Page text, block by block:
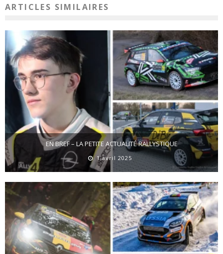
ARTICLES SIMILAIRES
EN BREF – LA PETITE ACTUALITÉ RALLYSTIQUE
1 avril 2025